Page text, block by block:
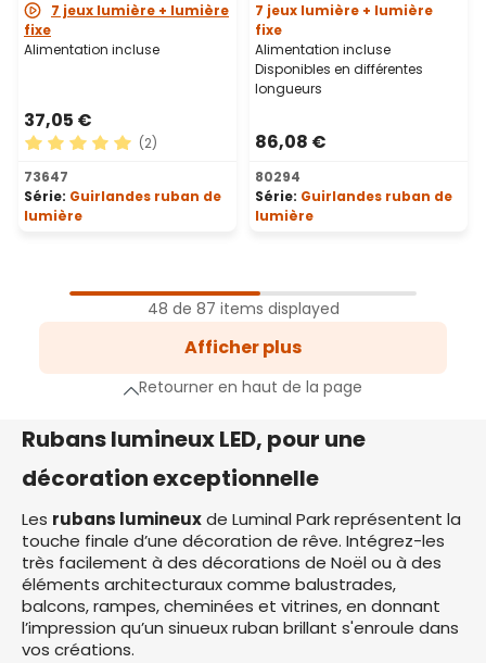
7 jeux lumière + lumière
fixe
Alimentation incluse
37,05 €
Note moyenne de 5 sur 5 étoiles
(2)
73647
Série: Guirlandes ruban de
lumière
7 jeux lumière + lumière
fixe
Alimentation incluse
Disponibles en différentes
longueurs
86,08 €
80294
Série: Guirlandes ruban de
lumière
suivante
48 de 87 items displayed
Afficher plus
Retourner en haut de la page
Rubans lumineux LED, pour une
décoration exceptionnelle
Les rubans lumineuxde Luminal Park représentent la
touche finale d’une décoration de rêve. Intégrez-les
très facilement à des décorations de Noël ou à des
éléments architecturaux comme balustrades,
balcons, rampes, cheminées et vitrines, en donnant
l’impression qu’un sinueux ruban brillant s'enroule dans
vos créations.